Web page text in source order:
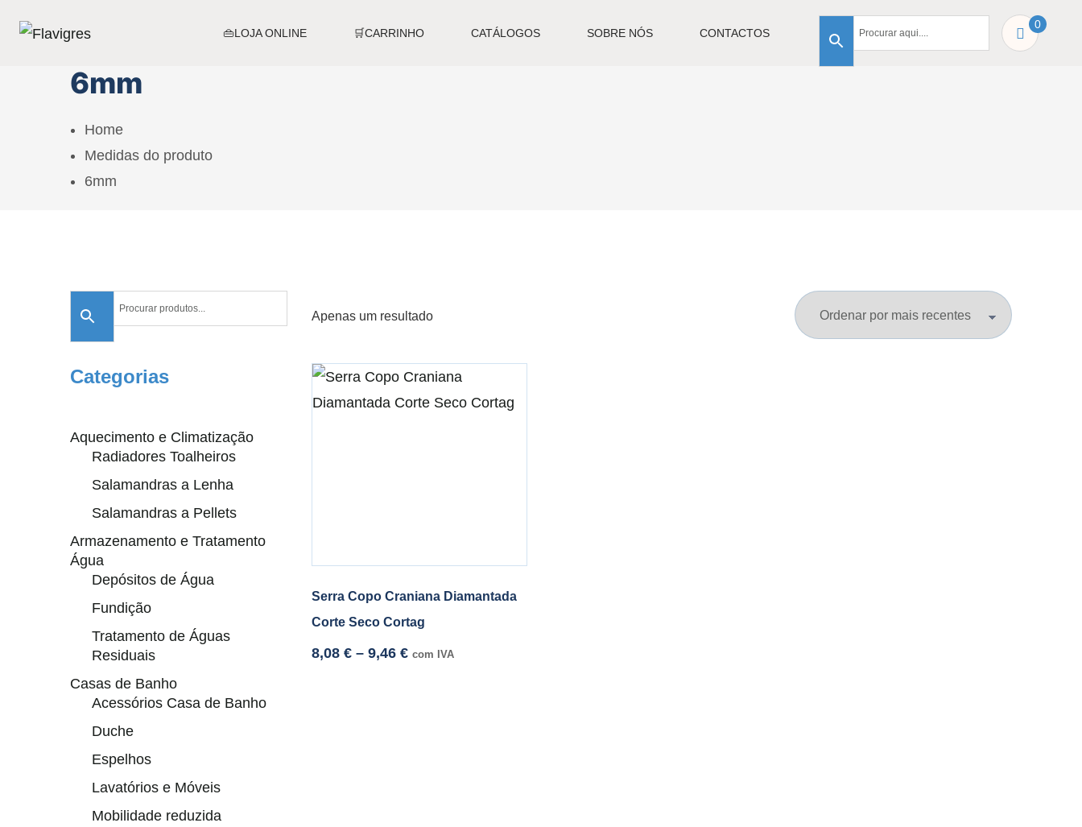
👜LOJA ONLINE 🛒CARRINHO CATÁLOGOS SOBRE NÓS CONTACTOS
0
6mm
Home
Medidas do produto
6mm
Apenas um resultado
Serra Copo Craniana Diamantada
Corte Seco Cortag
8,08 € – 9,46 € com IVA
Categorias
Aquecimento e Climatização
Radiadores Toalheiros
Salamandras a Lenha
Salamandras a Pellets
Armazenamento e Tratamento
Água
Depósitos de Água
Fundição
Tratamento de Águas
Residuais
Casas de Banho
Acessórios Casa de Banho
Duche
Espelhos
Lavatórios e Móveis
Mobilidade reduzida